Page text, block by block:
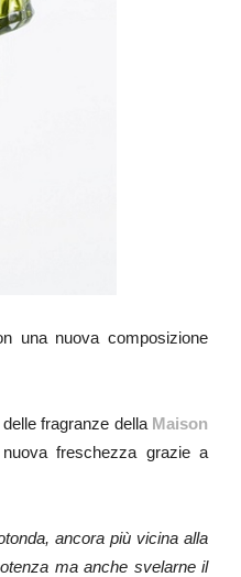
una nuova composizione
fragranze della Maison
freschezza grazie a
ancora più vicina alla
ma anche svelarne il